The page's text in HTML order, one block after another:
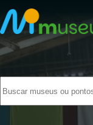
para
o
conteúdo
resultados